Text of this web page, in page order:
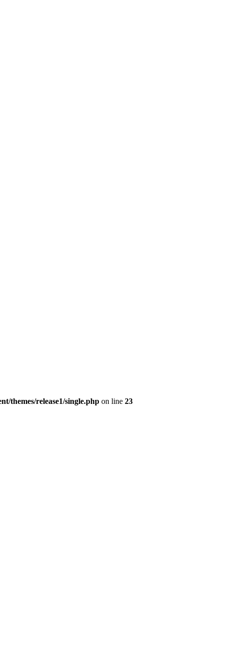
themes/release1/single.php on line 23